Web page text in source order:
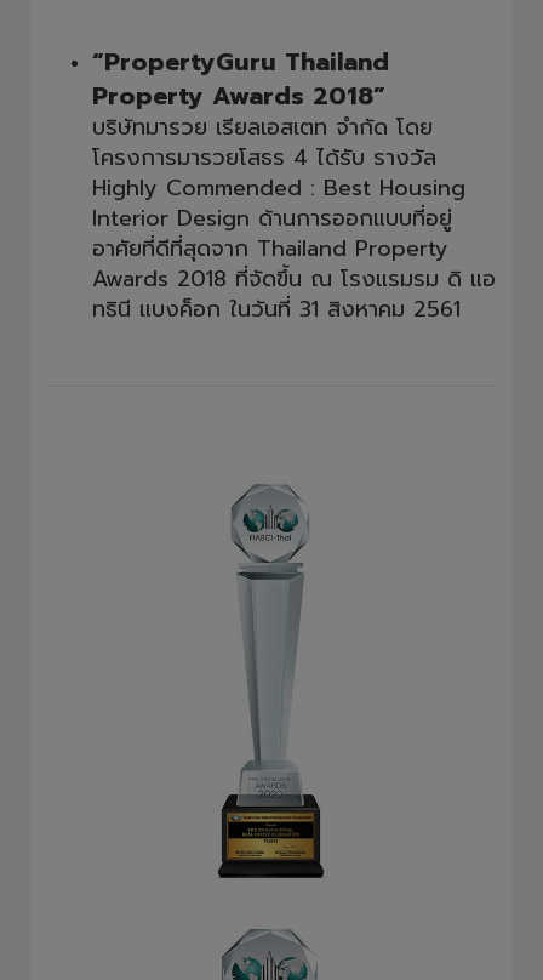
“PropertyGuru Thailand
Property Awards 2018”
บริษัทมารวย เรียลเอสเตท จำกัด โดย
โครงการมารวยโสธร 4 ได้รับ รางวัล
Highly Commended : Best Housing
Interior Design ด้านการออกแบบที่อยู่
อาศัยที่ดีที่สุดจาก Thailand Property
Awards 2018 ที่จัดขึ้น ณ โรงแรมรม ดิ แอ
ทธินี แบงค็อก ในวันที่ 31 สิงหาคม 2561